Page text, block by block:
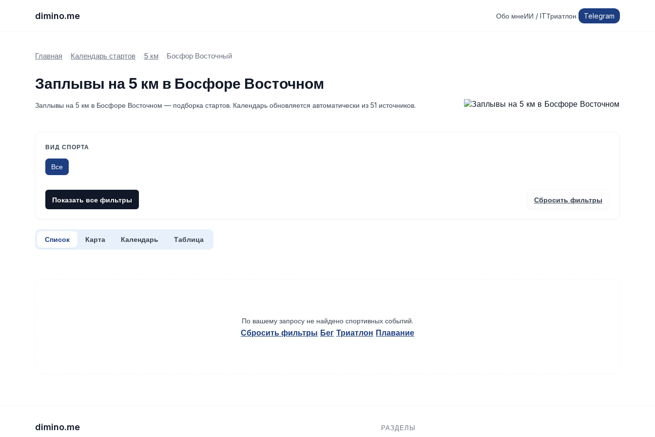
dimino.me Обо мнеИИ / ITТриатлон Telegram
Главная Календарь стартов 5 км Босфор Восточный
Заплывы на 5 км в Босфоре Восточном
Заплывы на 5 км в Босфоре Восточном — подборка стартов. Календарь обновляется автоматически из 51 источников.
ВИД СПОРТА
Все
Показать все фильтры Сбросить фильтры
Список Карта Календарь Таблица
По вашему запросу не найдено спортивных событий.
Сбросить фильтры Бег Триатлон Плавание
dimino.me РАЗДЕЛЫ